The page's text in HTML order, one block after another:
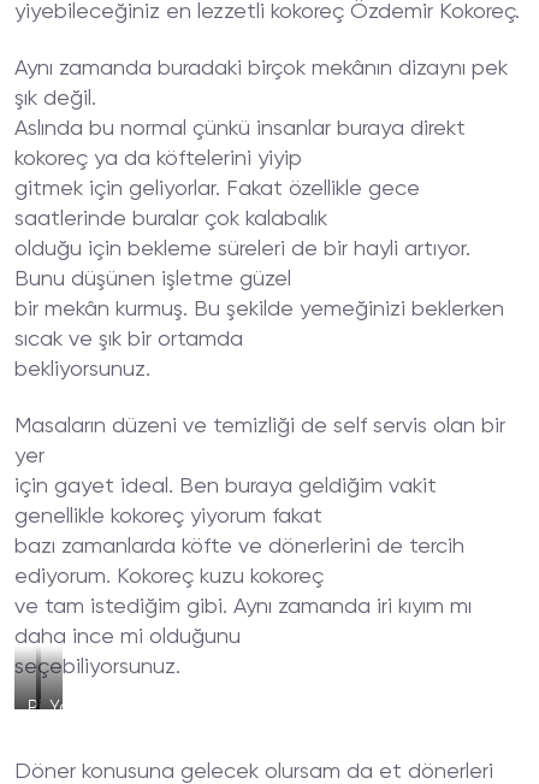
yiyebileceğiniz en lezzetli kokoreç Özdemir Kokoreç.
Aynı zamanda buradaki birçok mekânın dizaynı pek
şık değil.
Aslında bu normal çünkü insanlar buraya direkt
kokoreç ya da köftelerini yiyip
gitmek için geliyorlar. Fakat özellikle gece
saatlerinde buralar çok kalabalık
olduğu için bekleme süreleri de bir hayli artıyor.
Bunu düşünen işletme güzel
bir mekân kurmuş. Bu şekilde yemeğinizi beklerken
sıcak ve şık bir ortamda
bekliyorsunuz.
Masaların düzeni ve temizliği de self servis olan bir
yer
için gayet ideal. Ben buraya geldiğim vakit
genellikle kokoreç yiyorum fakat
bazı zamanlarda köfte ve dönerlerini de tercih
ediyorum. Kokoreç kuzu kokoreç
ve tam istediğim gibi. Aynı zamanda iri kıyım mı
daha ince mi olduğunu
seçebiliyorsunuz.
Pişerken
Yavaş
Enfes
Döner konusuna gelecek olursam da et dönerleri